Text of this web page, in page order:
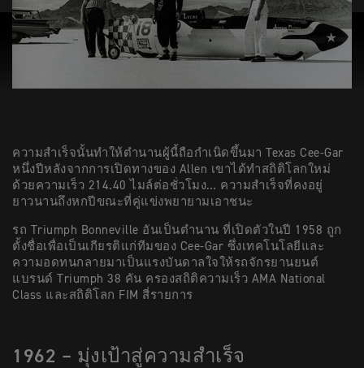
ความสำเร็จนั้นทำให้ตำนานผู้นี้ถือกำเนิดขึ้นมา Texas Cee-Gar
หนึ่งปีหลังจากการเปิดทางของ Allen เขาได้ทำสถิติโลกใหม่
ด้วยความเร็ว 214.40 ไมล์ต่อชั่วโมง… ความสำเร็จที่คงอยู่
ยาวนานถึงหกปีขณะที่คู่แข่งพยายามเอาชนะ
รถ Triumph Bonneville อันเป็นตำนาน ที่เปิดตัวในปี 1958 ถูก
ตั้งชื่อเพื่อเป็นเกียรติแก่ทีมของ Cee-Gar ซึ่งเทคโนโลยีและ
ความอดทนกลายมาเป็นแรงบันดาลใจให้รถจักรยานยนต์
แบรนด์ Triumph 38 คัน ครองสถิติความเร็ว AMA National
Class และสถิติโลก FIM สี่รายการ
1962 – มุ่งเป้าสู่ความสำเร็จ